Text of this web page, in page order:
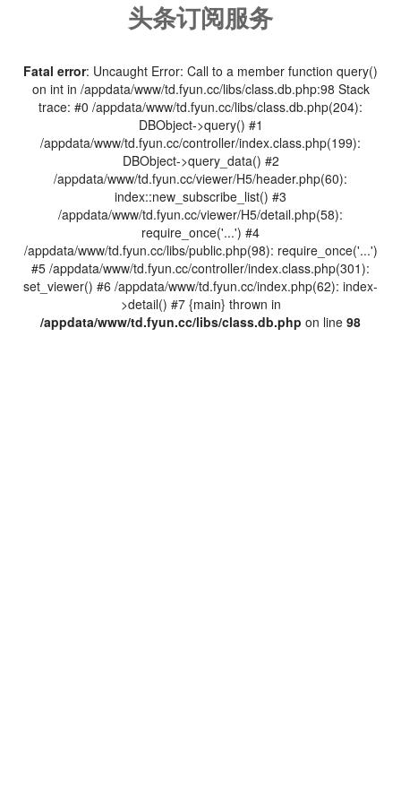
头条订阅服务
Fatal error: Uncaught Error: Call to a member function query()
on int in /appdata/www/td.fyun.cc/libs/class.db.php:98 Stack
trace: #0 /appdata/www/td.fyun.cc/libs/class.db.php(204):
DBObject->query() #1
/appdata/www/td.fyun.cc/controller/index.class.php(199):
DBObject->query_data() #2
/appdata/www/td.fyun.cc/viewer/H5/header.php(60):
index::new_subscribe_list() #3
/appdata/www/td.fyun.cc/viewer/H5/detail.php(58):
require_once('...') #4
/appdata/www/td.fyun.cc/libs/public.php(98): require_once('...')
#5 /appdata/www/td.fyun.cc/controller/index.class.php(301):
set_viewer() #6 /appdata/www/td.fyun.cc/index.php(62): index-
>detail() #7 {main} thrown in
/appdata/www/td.fyun.cc/libs/class.db.php on line 98